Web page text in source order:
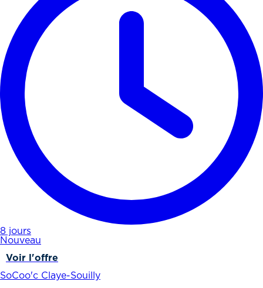
8 jours
Nouveau
Voir l'offre
SoCoo'c Claye-Souilly